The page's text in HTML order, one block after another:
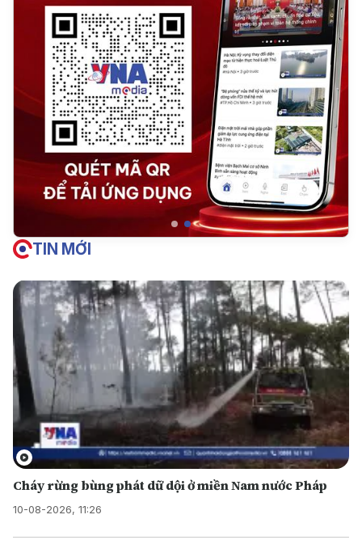
TIN MỚI
Cháy rừng bùng phát dữ dội ở miền Nam nước Pháp
10-08-2026, 11:26